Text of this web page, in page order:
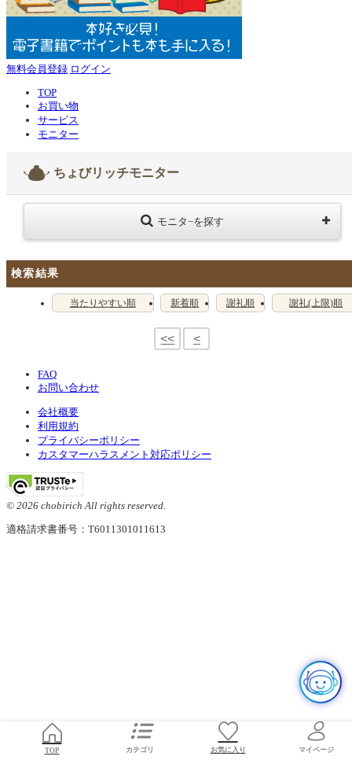
無料会員登録 ログイン
TOP
お買い物
サービス
モニター
ちょびリッチモニター
モニタ−を探す
検索結果
当たりやすい順 新着順 謝礼順 謝礼(上限)順
<< <
FAQ
お問い合わせ
会社概要
利用規約
プライバシーポリシー
カスタマーハラスメント対応ポリシー
© 2026 chobirich All rights reserved.
適格請求書番号：T6011301011613
TOP お気に入り